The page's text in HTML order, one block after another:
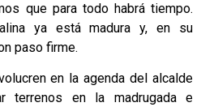
que para todo habrá tiempo.
ya está madura y, en su
paso firme.
en la agenda del alcalde
terrenos en la madrugada e